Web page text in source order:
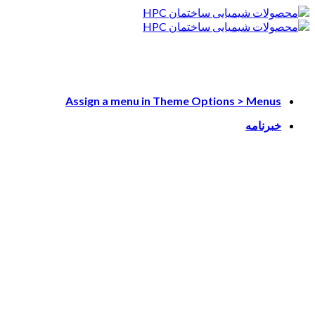
Skip
to
Assign a menu in Theme Options > Menus
خبرنامه